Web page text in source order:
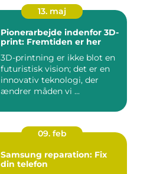
13. maj
Pionerarbejde indenfor 3D-
print: Fremtiden er her
3D-printning er ikke blot en
futuristisk vision; det er en
innovativ teknologi, der
ændrer måden vi ...
09. feb
Samsung reparation: Fix
din telefon